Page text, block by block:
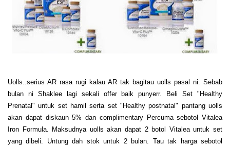
Uolls..serius AR rasa rugi kalau AR tak bagitau uolls pasal ni. Sebab
bulan ni Shaklee lagi sekali offer baik punyerr. Beli Set "Healthy
Prenatal" untuk set hamil serta set "Healthy postnatal" pantang uolls
akan dapat diskaun 5% dan complimentary Percuma sebotol Vitalea
Iron Formula. Maksudnya uolls akan dapat 2 botol Vitalea untuk set
yang dibeli. Untung dah stok untuk 2 bulan. Tau tak harga sebotol